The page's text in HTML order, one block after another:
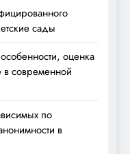
сады
оценка
в современной
по
в